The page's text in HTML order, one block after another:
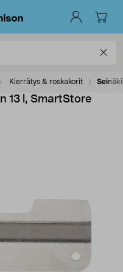
Kierrätys & roskakorit
13 l, SmartStore